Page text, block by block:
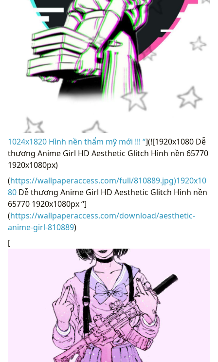
1024x1820 Hình nền thẩm mỹ mới !!! “](![1920x1080 Dễ
thương Anime Girl HD Aesthetic Glitch Hình nền 65770
1920x1080px)
(https://wallpaperaccess.com/full/810889.jpg)1920x10
80 Dễ thương Anime Girl HD Aesthetic Glitch Hình nền
65770 1920x1080px “]
(https://wallpaperaccess.com/download/aesthetic-
anime-girl-810889)
[